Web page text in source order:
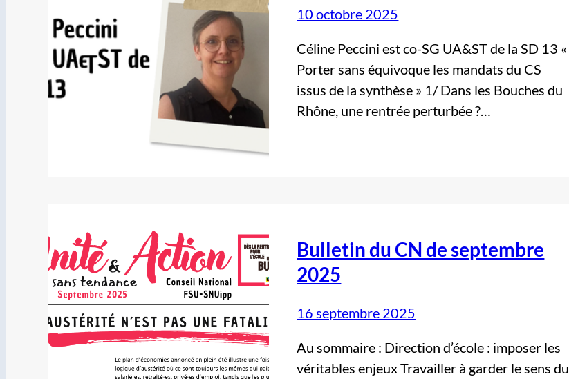
10 octobre 2025
Céline Peccini est co-SG UA&ST de la SD 13 «
Porter sans équivoque les mandats du CS
issus de la synthèse » 1/ Dans les Bouches du
Rhône, une rentrée perturbée ?…
Bulletin du CN de septembre
2025
16 septembre 2025
Au sommaire : Direction d’école : imposer les
véritables enjeux Travailler à garder le sens du